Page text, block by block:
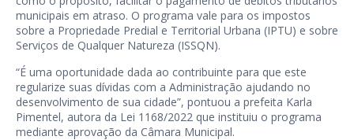
municipais em atraso. O programa vale para os impostos
sobre a Propriedade Predial e Territorial Urbana (IPTU) e sobre
Serviços de Qualquer Natureza (ISSQN).
“É uma oportunidade dada ao contribuinte para que este
regularize suas dívidas com a Administração ajudando no
desenvolvimento de sua cidade”, pontuou a prefeita Karla
Pimentel, autora da Lei 1168/2022 que instituiu o programa
mediante aprovação da Câmara Municipal.